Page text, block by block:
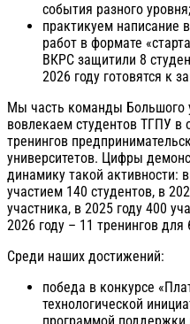
события разного уровня;
практикуем написание
работ в формате
ВКРС защитили 8
2026 году готовятся к
Мы часть команды Большого
вовлекаем студентов ТГПУ в
тренингов
университетов. Цифры
динамику такой активности:
участием 140 студентов, в
участника, в 2025 году 400
2026 году – 11 тренингов для
Среди наших достижений:
победа в конкурсе
технологической